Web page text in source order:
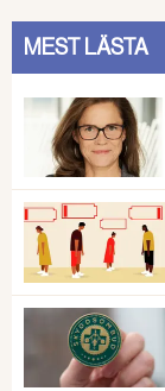
MEST LÄSTA